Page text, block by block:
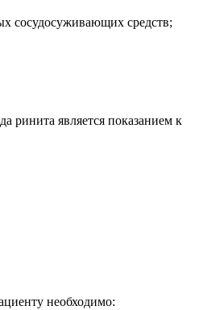
сосудосуживающих средств;
ринита является показанием к
необходимо: